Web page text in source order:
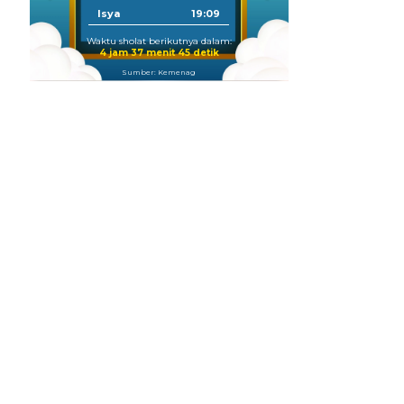
Isya 19:09
Waktu sholat berikutnya dalam:
4 jam 37 menit 43 detik
Sumber: Kemenag